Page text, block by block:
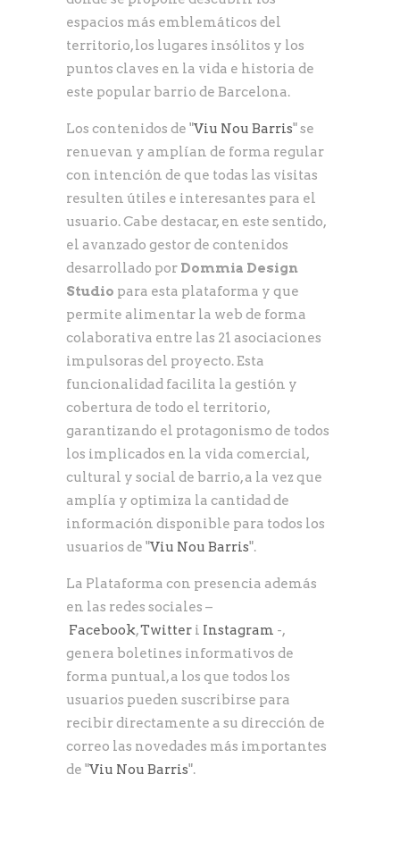
espacios más emblemáticos del
territorio, los lugares insólitos y los
puntos claves en la vida e historia de
este popular barrio de Barcelona.
Los contenidos de "Viu Nou Barris" se
renuevan y amplían de forma regular
con intención de que todas las visitas
resulten útiles e interesantes para el
usuario. Cabe destacar, en este sentido,
el avanzado gestor de contenidos
desarrollado por Dommia Design
Studio para esta plataforma y que
permite alimentar la web de forma
colaborativa entre las 21 asociaciones
impulsoras del proyecto. Esta
funcionalidad facilita la gestión y
cobertura de todo el territorio,
garantizando el protagonismo de todos
los implicados en la vida comercial,
cultural y social de barrio, a la vez que
amplía y optimiza la cantidad de
información disponible para todos los
usuarios de "Viu Nou Barris".
La Plataforma con presencia además
en las redes sociales –
Facebook,Twitter i Instagram -,
genera boletines informativos de
forma puntual, a los que todos los
usuarios pueden suscribirse para
recibir directamente a su dirección de
correo las novedades más importantes
de "Viu Nou Barris".